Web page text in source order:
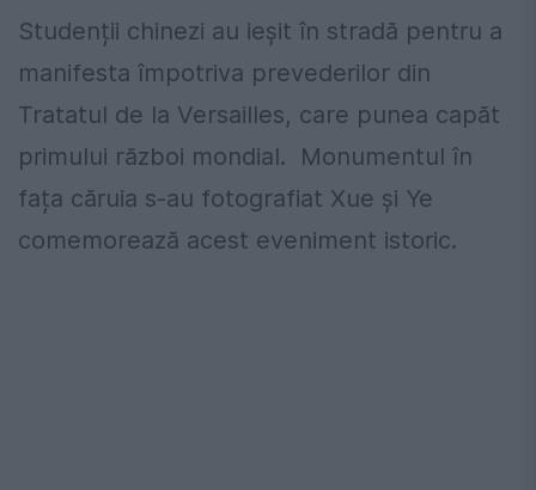
Studenții chinezi au ieșit în stradă pentru a
manifesta împotriva prevederilor din
Tratatul de la Versailles, care punea capăt
primului război mondial. Monumentul în
fața căruia s-au fotografiat Xue și Ye
comemorează acest eveniment istoric.